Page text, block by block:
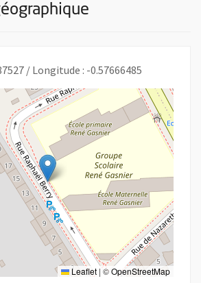
/ Longitude : -0.57666485
Leaflet |©OpenStreetMap